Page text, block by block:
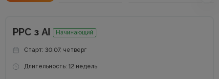
РРС з АІ Начинающий
Старт: 30.07, четверг
Длительность: 12 недель